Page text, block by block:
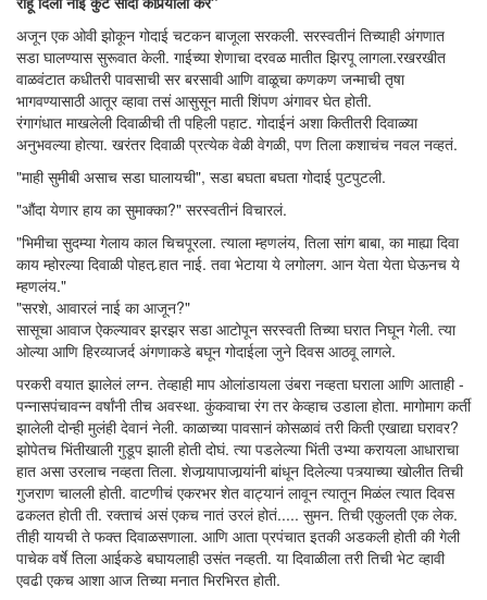
अजून एक ओवी झोकून गोदाई चटकन बाजूला सरकली. सरस्वतीनं तिच्याही अंगणात
सडा घालण्यास सुरूवात केली. गाईच्या शेणाचा दरवळ मातीत झिरपू लागला.रखरखीत
वाळवंटात कधीतरी पावसाची सर बरसावी आणि वाळूचा कणकण जन्माची तृषा
भागवण्यासाठी आतूर व्हावा तसं आसुसून माती शिंपण अंगावर घेत होती.
रंगागंधात माखलेली दिवाळीची ती पहिली पहाट. गोदाईनं अशा कितीतरी दिवाळ्या
अनुभवल्या होत्या. खरंतर दिवाळी प्रत्येक वेळी वेगळी, पण तिला कशाचंच नवल नव्हतं.
"माही सुमीबी असाच सडा घालायची", सडा बघता बघता गोदाई पुटपुटली.
"औंदा येणार हाय का सुमाक्का?" सरस्वतीनं विचारलं.
"भिमीचा सुदम्या गेलाय काल चिचपूरला. त्याला म्हणलंय, तिला सांग बाबा, का माह्या दिवा
काय म्होरल्या दिवाळी पोहत र्‍हात नाई. तवा भेटाया ये लगोलग. आन येता येता घेऊनच ये
म्हणलंय."
"सरशे, आवारलं नाई का आजून?"
सासूचा आवाज ऐकल्यावर झरझर सडा आटोपून सरस्वती तिच्या घरात निघून गेली. त्या
ओल्या आणि हिरव्याजर्द अंगणाकडे बघून गोदाईला जुने दिवस आठवू लागले.
परकरी वयात झालेलं लग्न. तेव्हाही माप ओलांडायला उंबरा नव्हता घराला आणि आताही -
पन्नासपंचावन्न वर्षांनी तीच अवस्था. कुंकवाचा रंग तर केव्हाच उडाला होता. मागोमाग कर्ती
झालेली दोन्ही मुलंही देवानं नेली. काळाच्या पावसानं कोसळावं तरी किती एखाद्या घरावर?
झोपेतच भिंतीखाली गुडूप झाली होती दोघं. त्या पडलेल्या भिंती उभ्या करायला आधाराचा
हात असा उरलाच नव्हता तिला. शेजार्‍यापाजार्‍यांनी बांधून दिलेल्या पत्र्याच्या खोलीत तिची
गुजराण चालली होती. वाटणीचं एकरभर शेत वाट्यानं लावून त्यातून मिळंल त्यात दिवस
ढकलत होती ती. रक्ताचं असं एकच नातं उरलं होतं..... सुमन. तिची एकुलती एक लेक.
तीही यायची ते फक्त दिवाळसणाला. आणि आता प्रपंचात इतकी अडकली होती की गेली
पाचेक वर्षे तिला आईकडे बघायलाही उसंत नव्हती. या दिवाळीला तरी तिची भेट व्हावी
एवढी एकच आशा आज तिच्या मनात भिरभिरत होती.